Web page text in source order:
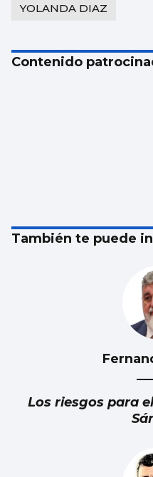
YOLANDA DIAZ
Contenido
También te puede
Los riesgos para